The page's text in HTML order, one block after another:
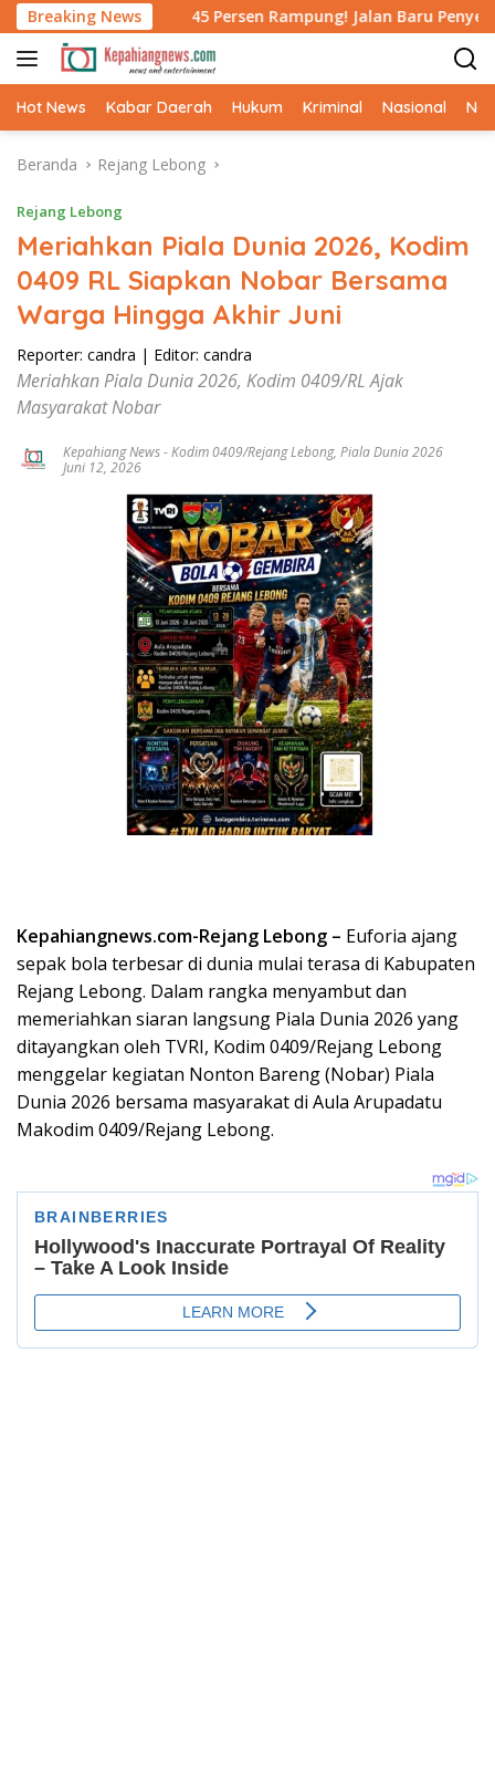
Langsung
ke
konten
Breaking News
45 Persen Rampung! Jalan Baru Penyelamat Warga
Hot News Kabar Daerah Hukum Kriminal Nasional
Beranda Rejang Lebong
Rejang Lebong
Meriahkan Piala Dunia 2026, Kodim
0409 RL Siapkan Nobar Bersama
Warga Hingga Akhir Juni
Reporter: candra | Editor: candra
Meriahkan Piala Dunia 2026, Kodim 0409/RL Ajak
Masyarakat Nobar
Kepahiang News-Kodim 0409/Rejang Lebong, Piala Dunia 2026
Juni 12, 2026
Kepahiangnews.com-Rejang Lebong – Euforia ajang
sepak bola terbesar di dunia mulai terasa di Kabupaten
Rejang Lebong. Dalam rangka menyambut dan
memeriahkan siaran langsung Piala Dunia 2026 yang
ditayangkan oleh TVRI, Kodim 0409/Rejang Lebong
menggelar kegiatan Nonton Bareng (Nobar) Piala
Dunia 2026 bersama masyarakat di Aula Arupadatu
Makodim 0409/Rejang Lebong.